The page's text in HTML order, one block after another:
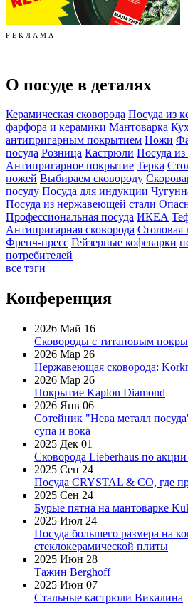
Р Е К Л А М А
О посуде в деталях
Керамическая сковорода Посуда из
фарфора и керамики Мантоварка
антипригарным покрытием Ножи
посуда Розница Кастрюли Посуда
Антипригарное покрытие Терка
ножей Выбираем сковороду
посуду Посуда для индукции
Посуда из нержавеющей стали
Профессиональная посуда ИКЕА
Антипригарная сковорода Столовая
Френч-пресс Гейзерные кофеварки
потребителей
все тэги
Конференция
2026 Май 16
Сковороды с титановым
2026 Мар 26
Нержавеющая сковорода:
2026 Мар 26
Покрытие Kaplon Diamond
2026 Янв 06
Сотейник "Нева металл
супа и вока
2025 Дек 01
Сковорода Lieberhaus по
2025 Сен 24
Посуда CRYSTAL & CO, где
2025 Сен 24
Бурые пятна на мантоварке
2025 Июл 24
Посуда большего размера на
стеклокерамической плиты
2025 Июн 28
Тажин Berghoff
2025 Июн 07
Стальные кастрюли Викалина